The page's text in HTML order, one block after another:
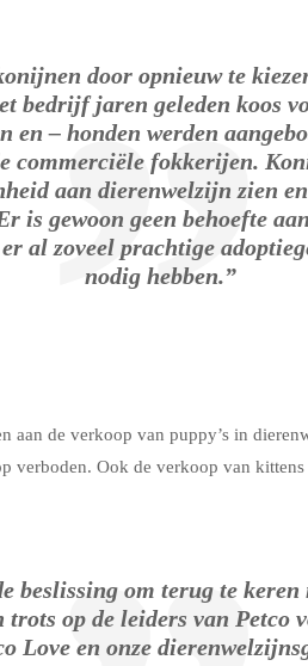
door opnieuw te
bedrijf jaren geleden koos
en – honden werden
commerciële fokkerijen.
aan dierenwelzijn zien
is gewoon geen behoefte
al zoveel prachtige
nodig hebben.”
aan de verkoop van puppy’s in
verboden. Ook de verkoop van
beslissing om terug te keren
op de leiders van Petco
Love en onze